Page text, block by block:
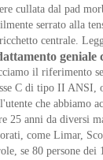
cullata dal pad
serrato alla
centrale.
geniale
il riferimento
C di tipo II ANSI,
che abbiamo
25 anni da diversi
come Limar,
se 80 persone dei